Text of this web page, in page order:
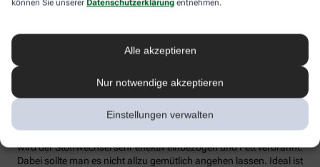
können Sie unserer Datenschutzerklärung entnehmen.
Alle akzeptieren
Nur notwendige akzeptieren
Einstellungen verwalten
und den Energieverbrauch erhöhen.
In Bewegung kommen
Der richtige Mix macht’s
von weißen Fettzellen in braunes Fett begünstigen und dessen
Aktivität erhöhen. Ab circa 30 Minuten Joggen oder Radfahren
wird der Stoffwechsel sehr effektiv einbezogen und Fett verbrannt.
Dabei sollte man es nicht allzu gemütlich angehen lassen. Ideal ist